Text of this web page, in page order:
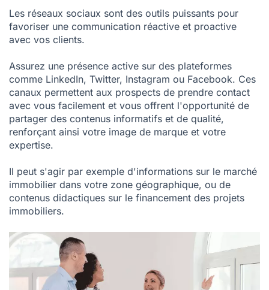
Les réseaux sociaux sont des outils puissants pour
favoriser une communication réactive et proactive
avec vos clients.
Assurez une présence active sur des plateformes
comme LinkedIn, Twitter, Instagram ou Facebook. Ces
canaux permettent aux prospects de prendre contact
avec vous facilement et vous offrent l'opportunité de
partager des contenus informatifs et de qualité,
renforçant ainsi votre image de marque et votre
expertise.
Il peut s'agir par exemple d'informations sur le marché
immobilier dans votre zone géographique, ou de
contenus didactiques sur le financement des projets
immobiliers.